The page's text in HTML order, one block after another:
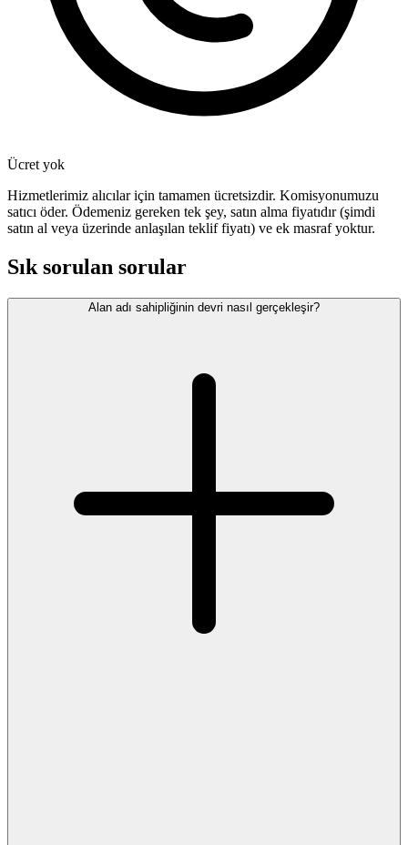
Ücret yok
Hizmetlerimiz alıcılar için tamamen ücretsizdir. Komisyonumuzu
satıcı öder. Ödemeniz gereken tek şey, satın alma fiyatıdır (şimdi
satın al veya üzerinde anlaşılan teklif fiyatı) ve ek masraf yoktur.
Sık sorulan sorular
Alan adı sahipliğinin devri nasıl gerçekleşir?